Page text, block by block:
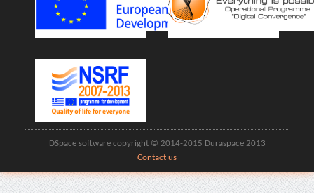
DSpace software copyright © 2014-2015 Duraspace 2013
Contact us